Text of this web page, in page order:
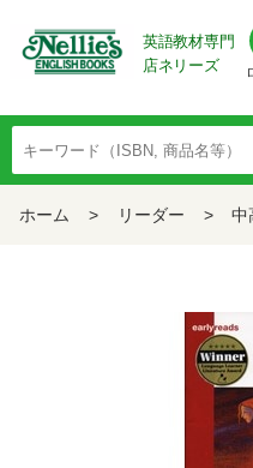
英語教材専門
店ネリーズ
ホーム > リーダー > 中